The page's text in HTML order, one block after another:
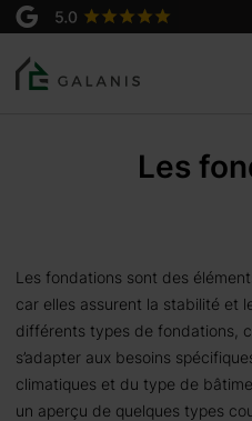
Les
Les fondations sont des
car elles assurent la stabilité et
différents types de fondations,
s’adapter aux besoins
climatiques et du type de
un aperçu de quelques types